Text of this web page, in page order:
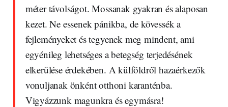
méter távolságot. Mossanak gyakran és alaposan
kezet. Ne essenek pánikba, de kövessék a
fejleményeket és tegyenek meg mindent, ami
egyénileg lehetséges a betegség terjedésének
elkerülése érdekében. A külföldről hazaérkezők
vonuljanak önként otthoni karanténba.
Vigyázzunk magunkra és egymásra!